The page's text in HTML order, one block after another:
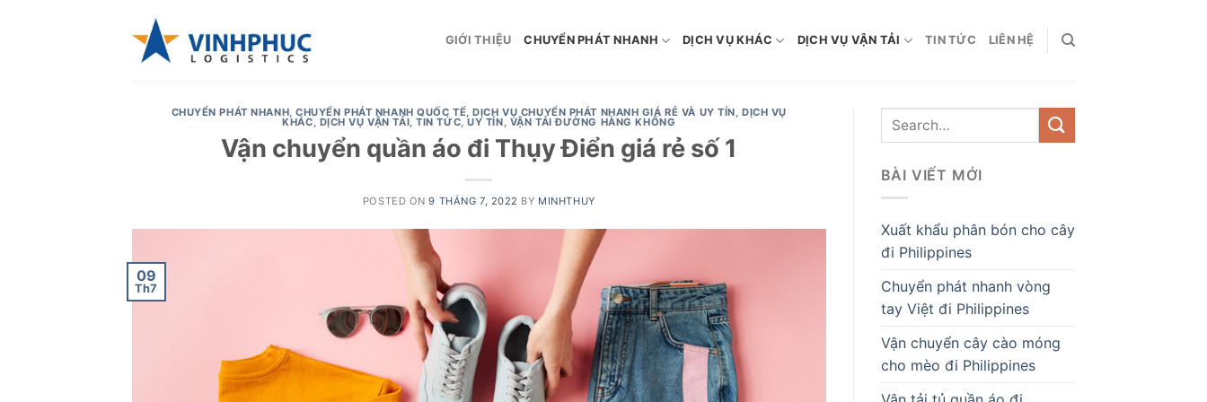
GIỚI THIỆU CHUYỂN PHÁT NHANH DỊCH VỤ KHÁC DỊCH VỤ VẬN TẢI TIN TỨC LIÊN HỆ
CHUYỂN PHÁT NHANH,CHUYỂN PHÁT NHANH QUỐC TẾ,DỊCH VỤ CHUYỂN PHÁT NHANH GIÁ RẺ VÀ UY TÍN, DỊCH VỤ
KHÁC, DỊCH VỤ VẬN TẢI,TIN TỨC,UY TÍN, VẬN TẢI ĐƯỜNG HÀNG KHÔNG
Vận chuyển quần áo đi Thụy Điển giá rẻ số 1
POSTED ON9 THÁNG 7, 2022 BY MINHTHUY
09
Th7
BÀI VIẾT MỚI
Xuất khẩu phân bón cho cây
đi Philippines
Chuyển phát nhanh vòng
tay Việt đi Philippines
Vận chuyển cây cào móng
cho mèo đi Philippines